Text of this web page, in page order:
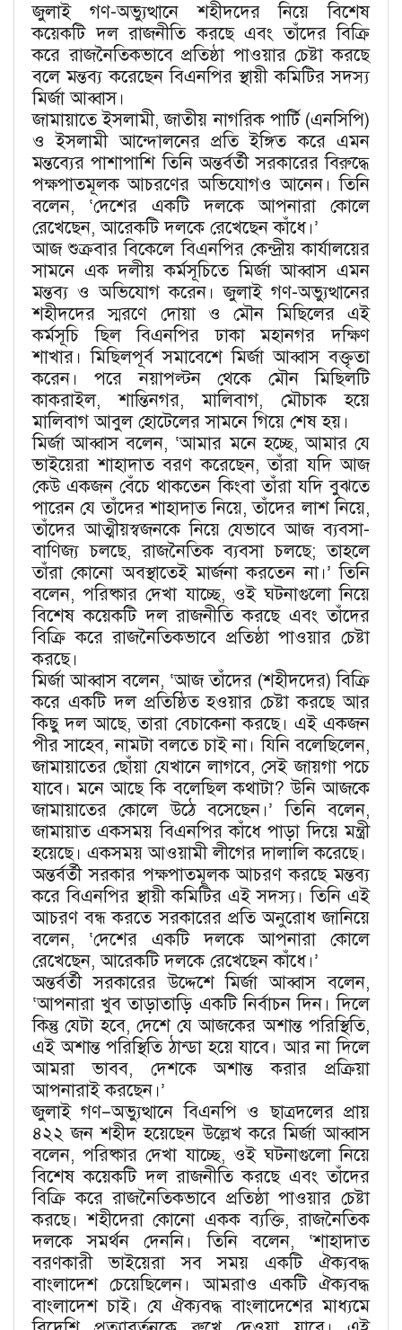
জুলাই গণ-অভ্যুত্থানে শহীদদের নিয়ে বিশেষ
কয়েকটি দল রাজনীতি করছে এবং তাঁদের বিক্রি
করে রাজনৈতিকভাবে প্রতিষ্ঠা পাওয়ার চেষ্টা করছে
বলে মন্তব্য করেছেন বিএনপির স্থায়ী কমিটির সদস্য
মির্জা আব্বাস।
জামায়াতে ইসলামী, জাতীয় নাগরিক পার্টি (এনসিপি)
ও ইসলামী আন্দোলনের প্রতি ইঙ্গিত করে এমন
মন্তব্যের পাশাপাশি তিনি অন্তর্বর্তী সরকারের বিরুদ্ধে
পক্ষপাতমূলক আচরণের অভিযোগও আনেন। তিনি
বলেন, ‘দেশের একটি দলকে আপনারা কোলে
রেখেছেন, আরেকটি দলকে রেখেছেন কাঁধে।’
আজ শুক্রবার বিকেলে বিএনপির কেন্দ্রীয় কার্যালয়ের
সামনে এক দলীয় কর্মসূচিতে মির্জা আব্বাস এমন
মন্তব্য ও অভিযোগ করেন। জুলাই গণ-অভ্যুত্থানের
শহীদদের স্মরণে দোয়া ও মৌন মিছিলের এই
কর্মসূচি ছিল বিএনপির ঢাকা মহানগর দক্ষিণ
শাখার। মিছিলপূর্ব সমাবেশে মির্জা আব্বাস বক্তৃতা
করেন। পরে নয়াপল্টন থেকে মৌন মিছিলটি
কাকরাইল, শান্তিনগর, মালিবাগ, মৌচাক হয়ে
মালিবাগ আবুল হোটেলের সামনে গিয়ে শেষ হয়।
মির্জা আব্বাস বলেন, ‘আমার মনে হচ্ছে, আমার যে
ভাইয়েরা শাহাদাত বরণ করেছেন, তাঁরা যদি আজ
কেউ একজন বেঁচে থাকতেন কিংবা তাঁরা যদি বুঝতে
পারেন যে তাঁদের শাহাদাত নিয়ে, তাঁদের লাশ নিয়ে,
তাঁদের আত্মীয়স্বজনকে নিয়ে যেভাবে আজ ব্যবসা-
বাণিজ্য চলছে, রাজনৈতিক ব্যবসা চলছে; তাহলে
তাঁরা কোনো অবস্থাতেই মার্জনা করতেন না।’ তিনি
বলেন, পরিষ্কার দেখা যাচ্ছে, ওই ঘটনাগুলো নিয়ে
বিশেষ কয়েকটি দল রাজনীতি করছে এবং তাঁদের
বিক্রি করে রাজনৈতিকভাবে প্রতিষ্ঠা পাওয়ার চেষ্টা
করছে।
মির্জা আব্বাস বলেন, ‘আজ তাঁদের (শহীদদের) বিক্রি
করে একটি দল প্রতিষ্ঠিত হওয়ার চেষ্টা করছে আর
কিছু দল আছে, তারা বেচাকেনা করছে। এই একজন
পীর সাহেব, নামটা বলতে চাই না। যিনি বলেছিলেন,
জামায়াতের ছোঁয়া যেখানে লাগবে, সেই জায়গা পচে
যাবে। মনে আছে কি বলেছিল কথাটা? উনি আজকে
জামায়াতের কোলে উঠে বসেছেন।’ তিনি বলেন,
জামায়াত একসময় বিএনপির কাঁধে পাড়া দিয়ে মন্ত্রী
হয়েছে। একসময় আওয়ামী লীগের দালালি করেছে।
অন্তর্বর্তী সরকার পক্ষপাতমূলক আচরণ করছে মন্তব্য
করে বিএনপির স্থায়ী কমিটির এই সদস্য। তিনি এই
আচরণ বন্ধ করতে সরকারের প্রতি অনুরোধ জানিয়ে
বলেন, ‘দেশের একটি দলকে আপনারা কোলে
রেখেছেন, আরেকটি দলকে রেখেছেন কাঁধে।’
অন্তর্বর্তী সরকারের উদ্দেশে মির্জা আব্বাস বলেন,
‘আপনারা খুব তাড়াতাড়ি একটি নির্বাচন দিন। দিলে
কিন্তু যেটা হবে, দেশে যে আজকের অশান্ত পরিস্থিতি,
এই অশান্ত পরিস্থিতি ঠান্ডা হয়ে যাবে। আর না দিলে
আমরা ভাবব, দেশকে অশান্ত করার প্রক্রিয়া
আপনারাই করছেন।’
জুলাই গণ–অভ্যুত্থানে বিএনপি ও ছাত্রদলের প্রায়
৪২২ জন শহীদ হয়েছেন উল্লেখ করে মির্জা আব্বাস
বলেন, পরিষ্কার দেখা যাচ্ছে, ওই ঘটনাগুলো নিয়ে
বিশেষ কয়েকটি দল রাজনীতি করছে এবং তাঁদের
বিক্রি করে রাজনৈতিকভাবে প্রতিষ্ঠা পাওয়ার চেষ্টা
করছে। শহীদেরা কোনো একক ব্যক্তি, রাজনৈতিক
দলকে সমর্থন দেননি। তিনি বলেন, ‘শাহাদাত
বরণকারী ভাইয়েরা সব সময় একটি ঐক্যবদ্ধ
বাংলাদেশ চেয়েছিলেন। আমরাও একটি ঐক্যবদ্ধ
বাংলাদেশ চাই। যে ঐক্যবদ্ধ বাংলাদেশের মাধ্যমে